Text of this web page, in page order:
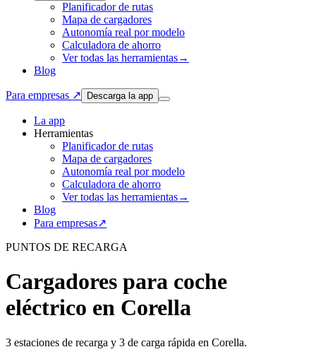
Planificador de rutas
Mapa de cargadores
Autonomía real por modelo
Calculadora de ahorro
Ver todas las herramientas→
Blog
Para empresas ↗ Descarga la app
La app
Herramientas
Planificador de rutas
Mapa de cargadores
Autonomía real por modelo
Calculadora de ahorro
Ver todas las herramientas→
Blog
Para empresas↗
PUNTOS DE RECARGA
Cargadores para coche
eléctrico en Corella
3 estaciones de recarga y 3 de carga rápida en Corella.